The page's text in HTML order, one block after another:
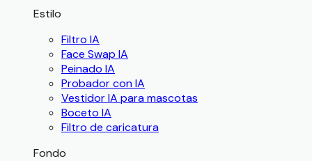
Estilo
Filtro IA
Face Swap IA
Peinado IA
Probador con IA
Vestidor IA para mascotas
Boceto IA
Filtro de caricatura
Fondo